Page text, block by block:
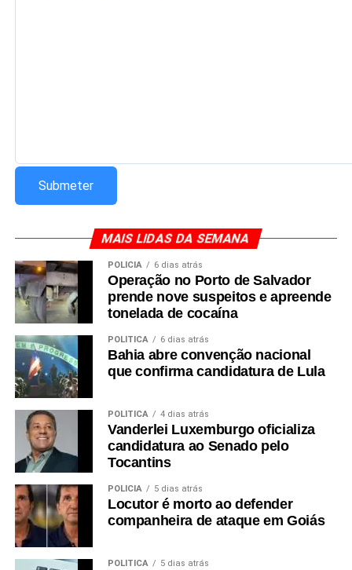
MAIS LIDAS DA SEMANA
POLÍCIA 6 dias atrás
Operação no Porto de Salvador
prende nove suspeitos e apreende
tonelada de cocaína
POLÍTICA 6 dias atrás
Bahia abre convenção nacional
que confirma candidatura de Lula
POLÍTICA 4 dias atrás
Vanderlei Luxemburgo oficializa
candidatura ao Senado pelo
Tocantins
POLÍCIA 5 dias atrás
Locutor é morto ao defender
companheira de ataque em Goiás
POLÍTICA 5 dias atrás